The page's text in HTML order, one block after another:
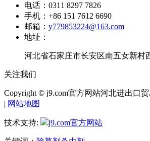
电话： 0311 8297 7826
手机： +86 151 7612 6690
邮箱： y779853224@163.com
地址：
河北省石家庄市长安区南五女新村
关注我们
Copyright © j9.com官方网站河北进出口
| 网站地图
技术支持: j9.com官方网站